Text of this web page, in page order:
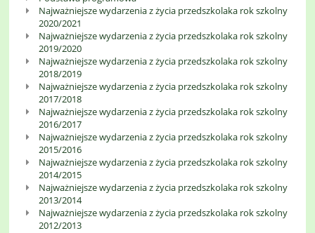
Najważniejsze wydarzenia z życia przedszkolaka rok szkolny
2020/2021
Najważniejsze wydarzenia z życia przedszkolaka rok szkolny
2019/2020
Najważniejsze wydarzenia z życia przedszkolaka rok szkolny
2018/2019
Najważniejsze wydarzenia z życia przedszkolaka rok szkolny
2017/2018
Najważniejsze wydarzenia z życia przedszkolaka rok szkolny
2016/2017
Najważniejsze wydarzenia z życia przedszkolaka rok szkolny
2015/2016
Najważniejsze wydarzenia z życia przedszkolaka rok szkolny
2014/2015
Najważniejsze wydarzenia z życia przedszkolaka rok szkolny
2013/2014
Najważniejsze wydarzenia z życia przedszkolaka rok szkolny
2012/2013